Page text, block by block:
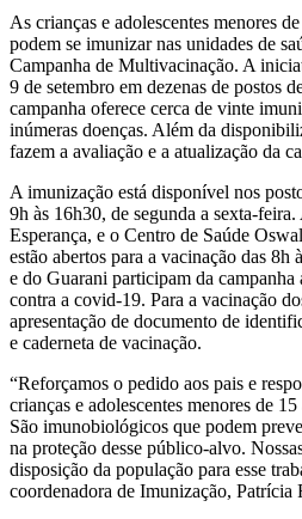
As crianças e adolescentes menores
podem se imunizar nas unidades de
Campanha de Multivacinação. A
9 de setembro em dezenas de postos
campanha oferece cerca de vinte
inúmeras doenças. Além da
fazem a avaliação e a atualização da
A imunização está disponível nos
9h às 16h30, de segunda a sexta-
Esperança, e o Centro de Saúde
estão abertos para a vacinação das
e do Guarani participam da campanha
contra a covid-19. Para a vacinação
apresentação de documento de
e caderneta de vacinação.
“Reforçamos o pedido aos pais e
crianças e adolescentes menores de
São imunobiológicos que podem
na proteção desse público-alvo.
disposição da população para esse
coordenadora de Imunização, Patrícia